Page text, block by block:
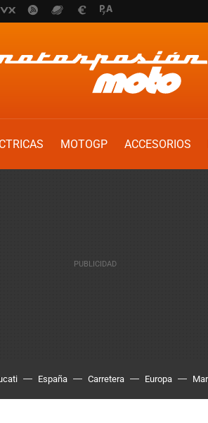
MOTOGP ACCESORIOS
España Carretera Europa